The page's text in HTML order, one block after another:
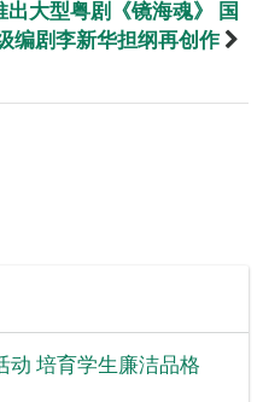
大型粤剧《镜海魂》 国
编剧李新华担纲再创作
动 培育学生廉洁品格